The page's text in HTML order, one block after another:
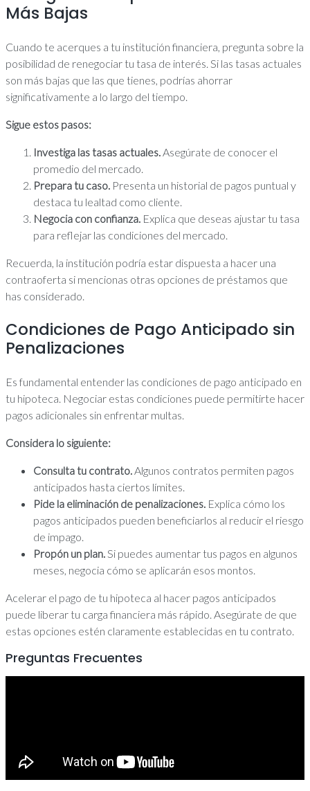
Más Bajas
Cuando te acerques a tu institución financiera, pregunta sobre la
posibilidad de renegociar tu tasa de interés. Si las tasas actuales
son más bajas que las que tienes, podrías ahorrar
significativamente a lo largo del tiempo.
Sigue estos pasos:
Investiga las tasas actuales.Asegúrate de conocer el
promedio del mercado.
Prepara tu caso. Presenta un historial de pagos puntual y
destaca tu lealtad como cliente.
Negocia con confianza. Explica que deseas ajustar tu tasa
para reflejar las condiciones del mercado.
Recuerda, la institución podría estar dispuesta a hacer una
contraoferta si mencionas otras opciones de préstamos que
has considerado.
Condiciones de Pago Anticipado sin
Penalizaciones
Es fundamental entender las condiciones de pago anticipado en
tu hipoteca. Negociar estas condiciones puede permitirte hacer
pagos adicionales sin enfrentar multas.
Considera lo siguiente:
Consulta tu contrato.Algunos contratos permiten pagos
anticipados hasta ciertos límites.
Pide la eliminación de penalizaciones. Explica cómo los
pagos anticipados pueden beneficiarlos al reducir el riesgo
de impago.
Propón un plan.Si puedes aumentar tus pagos en algunos
meses, negocia cómo se aplicarán esos montos.
Acelerar el pago de tu hipoteca al hacer pagos anticipados
puede liberar tu carga financiera más rápido. Asegúrate de que
estas opciones estén claramente establecidas en tu contrato.
Preguntas Frecuentes